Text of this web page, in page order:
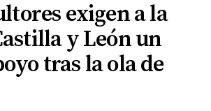
exigen a la
y León un
tras la ola de